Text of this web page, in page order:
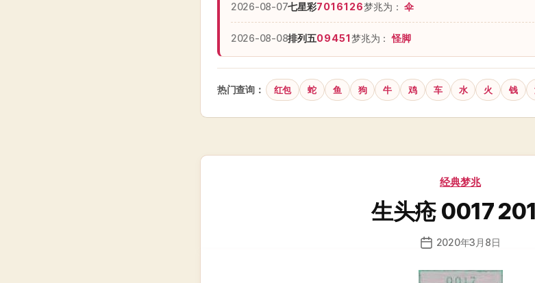
2026-08-07七星彩7016126梦兆为：伞
2026-08-08排列五09451梦兆为：怪脚
热门查询： 红包 蛇 鱼 狗 牛 鸡 车 水 火 钱
分
经典梦兆
生头疮 0017
发
日
2020年3月8日